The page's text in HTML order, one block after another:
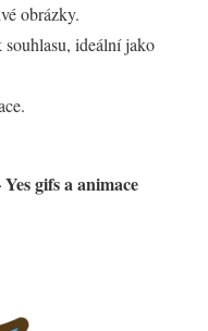
obrázky.
ideální jako
gifs a animace